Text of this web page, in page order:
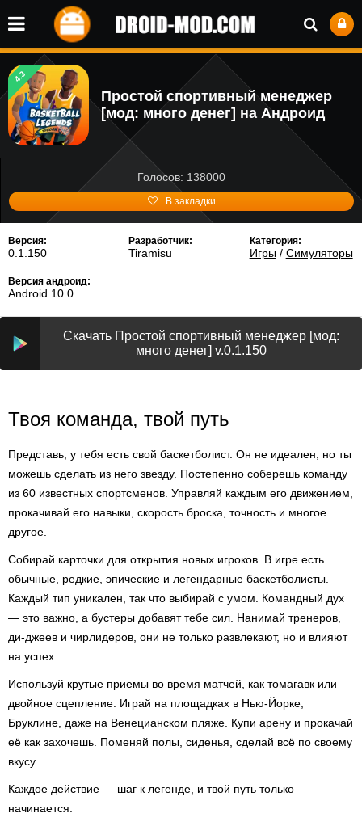
4.3
Простой спортивный менеджер
[мод: много денег] на Андроид
Голосов: 138000
В закладки
Версия:
0.1.150
Разработчик:
Tiramisu
Категория:
Игры/ Симуляторы
Версия андроид:
Android 10.0
Скачать Простой спортивный менеджер [мод:
много денег] v.0.1.150
Твоя команда, твой путь
Представь, у тебя есть свой баскетболист. Он не идеален, но ты
можешь сделать из него звезду. Постепенно соберешь команду
из 60 известных спортсменов. Управляй каждым его движением,
прокачивай его навыки, скорость броска, точность и многое
другое.
Собирай карточки для открытия новых игроков. В игре есть
обычные, редкие, эпические и легендарные баскетболисты.
Каждый тип уникален, так что выбирай с умом. Командный дух
— это важно, а бустеры добавят тебе сил. Нанимай тренеров,
ди-джеев и чирлидеров, они не только развлекают, но и влияют
на успех.
Используй крутые приемы во время матчей, как томагавк или
двойное сцепление. Играй на площадках в Нью-Йорке,
Бруклине, даже на Венецианском пляже. Купи арену и прокачай
её как захочешь. Поменяй полы, сиденья, сделай всё по своему
вкусу.
Каждое действие — шаг к легенде, и твой путь только
начинается.